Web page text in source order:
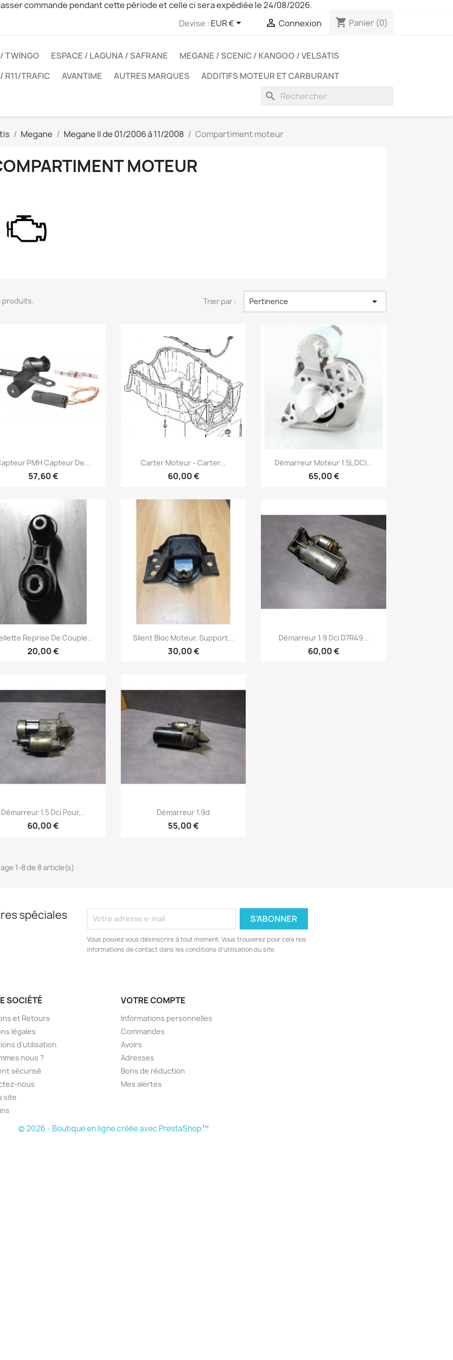
commande pendant cette période et celle ci sera expédiée le 24/08/2026.
Devise : EUR €  Connexion shopping_cart Panier (0)
TWINGO ESPACE / LAGUNA / SAFRANE
MEGANE / SCENIC / KANGOO / VELSATIS
R11/TRAFIC
AVANTIME AUTRES MARQUES ADDITIFS MOTEUR ET CARBURANT
search
Megane Megane II de 01/2006 à 11/2008 Compartiment moteur
MOTEUR
produits. Trier par : Pertinence 
Aperçu rapide
PMH Capteur De...
57,60 €
Aperçu rapide
Carter Moteur - Carter...
60,00 €
Aperçu rapide
Démarreur Moteur 1.5L DCI...
65,00 €
Aperçu rapide
Reprise De Couple...
20,00 €
Aperçu rapide
Silent Bloc Moteur, Support...
30,00 €
Aperçu rapide
Démarreur 1.9 Dci D7R49...
60,00 €
Aperçu rapide
Démarreur 1.5 Dci Pour...
60,00 €
Aperçu rapide
Démarreur 1.9d
55,00 €
1-8 de 8 article(s)
spéciales
Vous pouvez vous désinscrire à tout moment. Vous trouverez pour cela nos
informations de contact dans les conditions d'utilisation du site.
SOCIÉTÉ
et Retours
légales
d'utilisation
nous ?
sécurisé
nous
site
VOTRE COMPTE
Informations personnelles
Commandes
Avoirs
Adresses
Bons de réduction
Mes alertes
© 2026 - Boutique en ligne créée avec PrestaShop™